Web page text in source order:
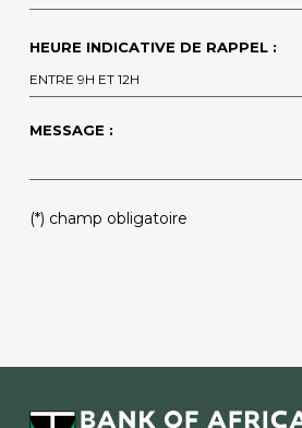
HEURE INDICATIVE DE RAPPEL :
ENTRE 9H ET 12H
MESSAGE :
PLEASE LEAVE THIS FIELD EMPTY.
(*) champ obligatoire